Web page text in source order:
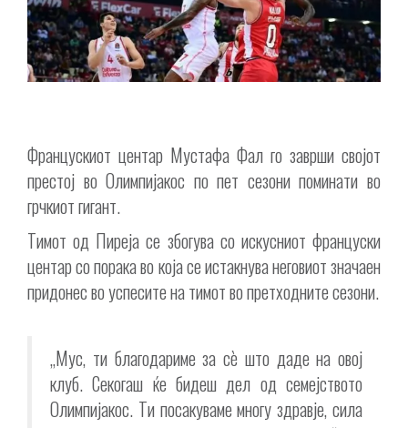
Францускиот центар Мустафа Фал го заврши својот
престој во Олимпијакос по пет сезони поминати во
грчкиот гигант.
Тимот од Пиреја се збогува со искусниот француски
центар со порака во која се истакнува неговиот значаен
придонес во успесите на тимот во претходните сезони.
„Мус, ти благодариме за сè што даде на овој
клуб. Секогаш ќе бидеш дел од семејството
Олимпијакос. Ти посакуваме многу здравје, сила